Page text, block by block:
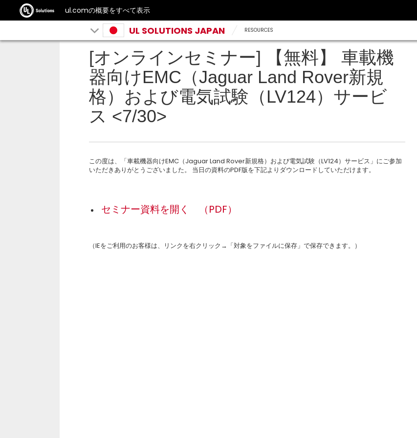
ul.comの概要をすべて表示
UL SOLUTIONS JAPAN RESOURCES
[オンラインセミナー] 【無料】 車載機
器向けEMC（Jaguar Land Rover新規
格）および電気試験（LV124）サービ
ス <7/30>
この度は、「車載機器向けEMC（Jaguar Land Rover新規格）および電気試験（LV124）サービス」にご参加
いただきありがとうございました。 当日の資料のPDF版を下記よりダウンロードしていただけます。
セミナー資料を開く （PDF）
（IEをご利用のお客様は、リンクを右クリック→「対象をファイルに保存」で保存できます。）